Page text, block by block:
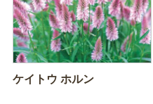
ケイトウ ホルン